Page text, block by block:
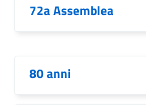
72a Assemblea
80 anni